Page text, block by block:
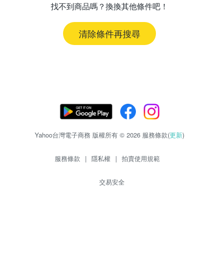
找不到商品嗎？換換其他條件吧！
清除條件再搜尋
Yahoo台灣電子商務 版權所有 © 2026 服務條款(更新)
服務條款 | 隱私權 | 拍賣使用規範
交易安全